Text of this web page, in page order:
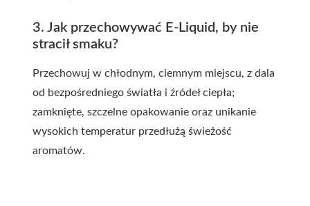
3. Jak przechowywać E-Liquid, by nie
stracił smaku?
Przechowuj w chłodnym, ciemnym miejscu, z dala
od bezpośredniego światła i źródeł ciepła;
zamknięte, szczelne opakowanie oraz unikanie
wysokich temperatur przedłużą świeżość
aromatów.